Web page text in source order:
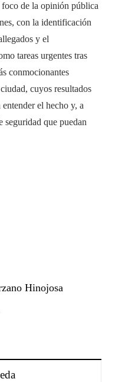
de la opinión pública
con la identificación
y el
tareas urgentes tras
conmocionantes
cuyos resultados
el hecho y, a
seguridad que puedan
Hinojosa